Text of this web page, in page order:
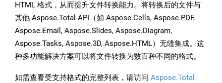
HTML 格式，从而提升文件转换能力。将转换后的文件与
其他 Aspose.Total API（如 Aspose.Cells, Aspose.PDF,
Aspose.Email, Aspose.Slides, Aspose.Diagram,
Aspose.Tasks, Aspose.3D, Aspose.HTML）无缝集成。这
种多功能解决方案可以将文件转换为数百种不同的格式。
如需查看受支持格式的完整列表，请访问 Aspose.Total